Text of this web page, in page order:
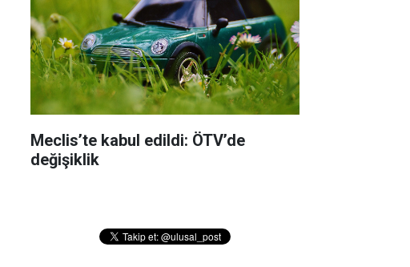
Meclis’te kabul edildi: ÖTV’de
değişiklik